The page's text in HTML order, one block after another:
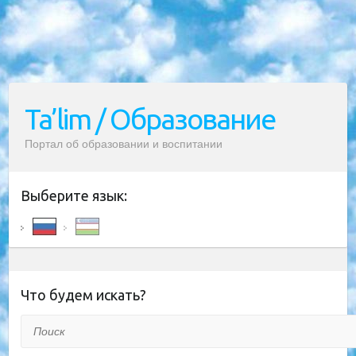
Ta’lim / Образование
Портал об образовании и воспитании
Выберите язык:
Что будем искать?